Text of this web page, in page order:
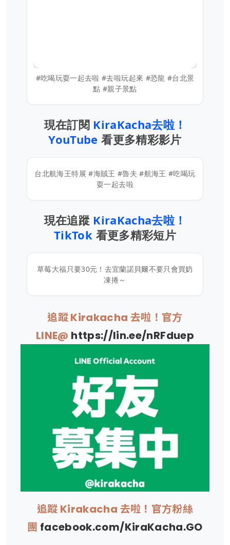
#吃喝玩耍一起去啦 #去啦玩起來 #恐龍 #台北景
點 #親子景點
現在訂閱 KiraKacha去啦！
YouTube看更多精彩影片
台北航海王特展 #海賊王 #魯夫 #航海王 #吃喝玩
耍一起去啦
現在追蹤 KiraKacha去啦！
TikTok 看更多精彩短片
草莓大福只要30元！去宜蘭諾貝爾不要只會買奶
凍捲～
追蹤 Kirakacha 去啦！官方
LINE@ https://lin.ee/nRFduep
追蹤 Kirakacha 去啦！官方粉絲
團 facebook.com/KiraKacha.GO